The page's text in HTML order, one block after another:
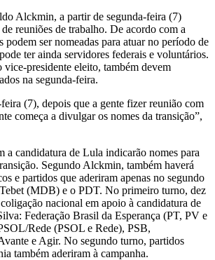
Alckmin, a partir de segunda-feira (7)
reuniões de trabalho. De acordo com a
podem ser nomeadas para atuar no período de
ter ainda servidores federais e voluntários.
vice-presidente eleito, também devem
na segunda-feira.
(7), depois que a gente fizer reunião com
começa a divulgar os nomes da transição”,
a candidatura de Lula indicarão nomes para
Segundo Alckmin, também haverá
e partidos que aderiram apenas no segundo
(MDB) e o PDT. No primeiro turno, dez
nacional em apoio à candidatura de
Federação Brasil da Esperança (PT, PV e
Rede (PSOL e Rede), PSB,
e Agir. No segundo turno, partidos
também aderiram à campanha.